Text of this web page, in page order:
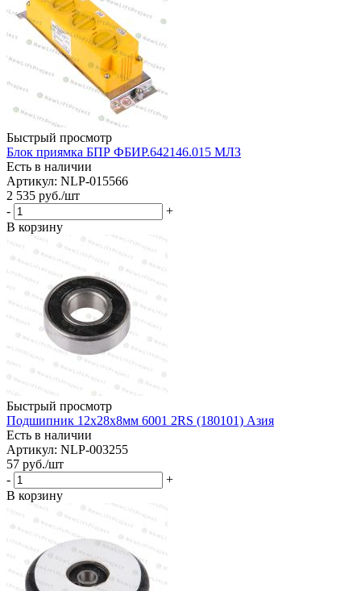
Быстрый просмотр
Блок приямка БПР ФБИР.642146.015 МЛЗ
Есть в наличии
Артикул: NLP-015566
2 535 руб./шт
-
+
В корзину
Быстрый просмотр
Подшипник 12х28х8мм 6001 2RS (180101) Азия
Есть в наличии
Артикул: NLP-003255
57 руб./шт
-
+
В корзину